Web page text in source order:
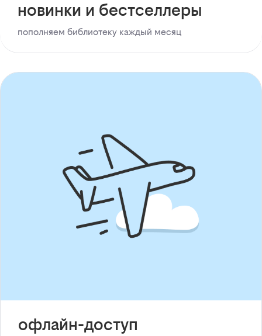
новинки и бестселлеры
пополняем библиотеку каждый месяц
офлайн-доступ